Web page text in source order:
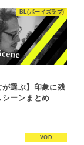
BL(ボーイズラブ)
が選ぶ】印象に残
ーンまとめ
VOD